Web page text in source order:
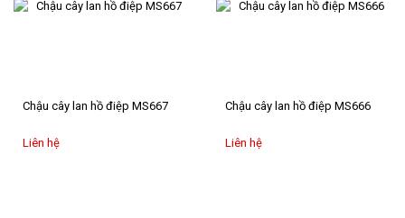
Chậu cây lan hồ điệp MS667
Liên hệ
Chậu cây lan hồ điệp MS666
Liên hệ